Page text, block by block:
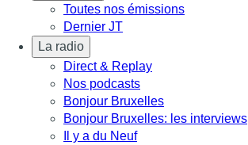
Toutes nos émissions
Dernier JT
La radio
Direct & Replay
Nos podcasts
Bonjour Bruxelles
Bonjour Bruxelles: les interviews
Il y a du Neuf